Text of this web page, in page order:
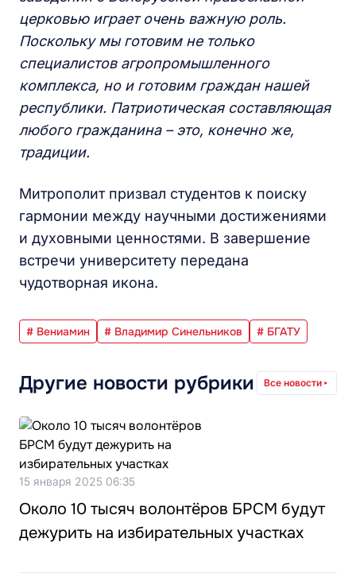
церковью играет очень важную роль.
Поскольку мы готовим не только
специалистов агропромышленного
комплекса, но и готовим граждан нашей
республики. Патриотическая составляющая
любого гражданина – это, конечно же,
традиции.
Митрополит призвал студентов к поиску
гармонии между научными достижениями
и духовными ценностями. В завершение
встречи университету передана
чудотворная икона.
# Вениамин # Владимир Синельников # БГАТУ
Другие новости рубрики Все новости
15 января 2025 06:35
Около 10 тысяч волонтёров БРСМ будут
дежурить на избирательных участках